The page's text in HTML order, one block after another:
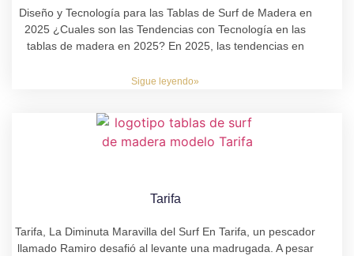
Diseño y Tecnología para las Tablas de Surf de Madera en
2025 ¿Cuales son las Tendencias con Tecnología en las
tablas de madera en 2025? En 2025, las tendencias en
Sigue leyendo»
Tarifa
Tarifa, La Diminuta Maravilla del Surf En Tarifa, un pescador
llamado Ramiro desafió al levante una madrugada. A pesar